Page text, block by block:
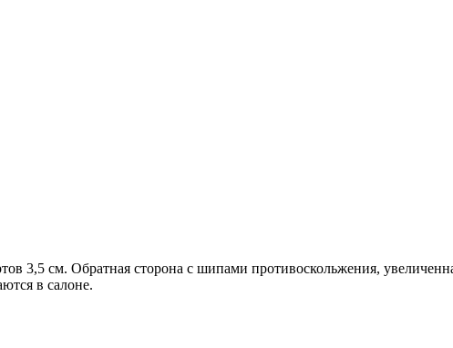
3,5 см. Обратная сторона с шипами противоскольжения,
в салоне.